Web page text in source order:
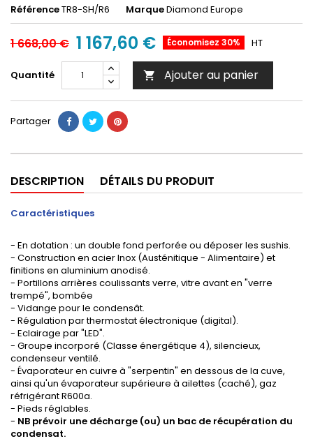
RéférenceTR8-SH/R6 MarqueDiamond Europe
1 668,00 € 1 167,60 € Économisez 30% HT
Quantité  Ajouter au panier
Partager
DESCRIPTION DÉTAILS DU PRODUIT
Caractéristiques
- En dotation : un double fond perforée ou déposer les sushis.
- Construction en acier Inox (Austénitique - Alimentaire) et
finitions en aluminium anodisé.
- Portillons arrières coulissants verre, vitre avant en "verre
trempé", bombée
- Vidange pour le condensât.
- Régulation par thermostat électronique (digital).
- Eclairage par "LED".
- Groupe incorporé (Classe énergétique 4), silencieux,
condenseur ventilé.
- Évaporateur en cuivre à "serpentin" en dessous de la cuve,
ainsi qu'un évaporateur supérieure à ailettes (caché), gaz
réfrigérant R600a.
- Pieds réglables.
- NB prévoir une décharge (ou) un bac de récupération du
condensat.